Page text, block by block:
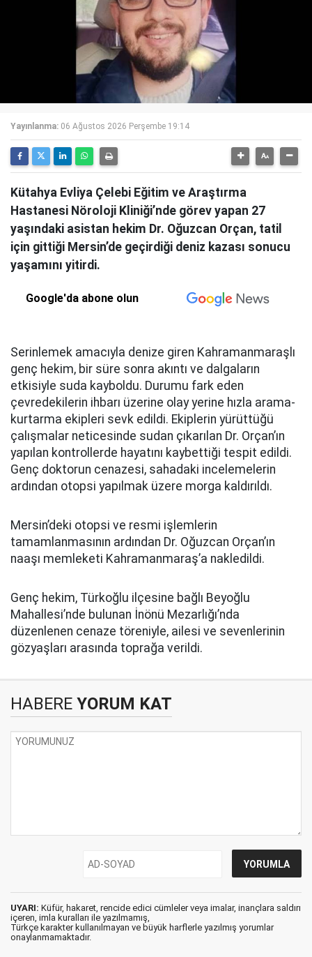
Yayınlanma: 06 Ağustos 2026 Perşembe 19:14
Kütahya Evliya Çelebi Eğitim ve Araştırma
Hastanesi Nöroloji Kliniği’nde görev yapan 27
yaşındaki asistan hekim Dr. Oğuzcan Orçan, tatil
için gittiği Mersin’de geçirdiği deniz kazası sonucu
yaşamını yitirdi.
Google'da abone olun
Serinlemek amacıyla denize giren Kahramanmaraşlı
genç hekim, bir süre sonra akıntı ve dalgaların
etkisiyle suda kayboldu. Durumu fark eden
çevredekilerin ihbarı üzerine olay yerine hızla arama-
kurtarma ekipleri sevk edildi. Ekiplerin yürüttüğü
çalışmalar neticesinde sudan çıkarılan Dr. Orçan’ın
yapılan kontrollerde hayatını kaybettiği tespit edildi.
Genç doktorun cenazesi, sahadaki incelemelerin
ardından otopsi yapılmak üzere morga kaldırıldı.
Mersin’deki otopsi ve resmi işlemlerin
tamamlanmasının ardından Dr. Oğuzcan Orçan’ın
naaşı memleketi Kahramanmaraş’a nakledildi.
Genç hekim, Türkoğlu ilçesine bağlı Beyoğlu
Mahallesi’nde bulunan İnönü Mezarlığı’nda
düzenlenen cenaze töreniyle, ailesi ve sevenlerinin
gözyaşları arasında toprağa verildi.
HABERE YORUM KAT
UYARI: Küfür, hakaret, rencide edici cümleler veya imalar, inançlara saldırı
içeren, imla kuralları ile yazılmamış,
Türkçe karakter kullanılmayan ve büyük harflerle yazılmış yorumlar
onaylanmamaktadır.